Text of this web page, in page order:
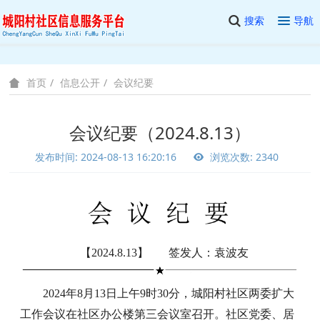
搜索 导航
首页 信息公开 会议纪要
会议纪要（2024.8.13）
发布时间: 2024-08-13 16:20:16 浏览次数: 2340
【2024.8.13】 签发人：袁波友
2024年8月13日上午9时30分，城阳村社区两委扩大
工作会议在社区办公楼第三会议室召开。社区党委、居